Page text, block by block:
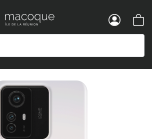
Ma Coque - Coques et Accessoires